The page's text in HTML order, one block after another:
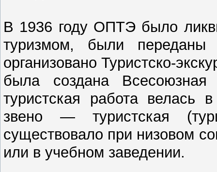
В 1936 году ОПТЭ было
туризмом, были
организовано Туристско-
была создана Всесоюзная
туристская работа велась
звено — туристская
существовало при низовом
или в учебном заведении.